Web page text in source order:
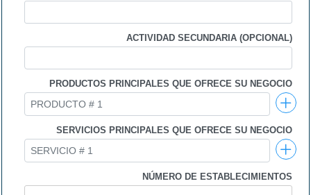
ACTIVIDAD SECUNDARIA (OPCIONAL)
PRODUCTOS PRINCIPALES QUE OFRECE SU NEGOCIO
SERVICIOS PRINCIPALES QUE OFRECE SU NEGOCIO
NÚMERO DE ESTABLECIMIENTOS